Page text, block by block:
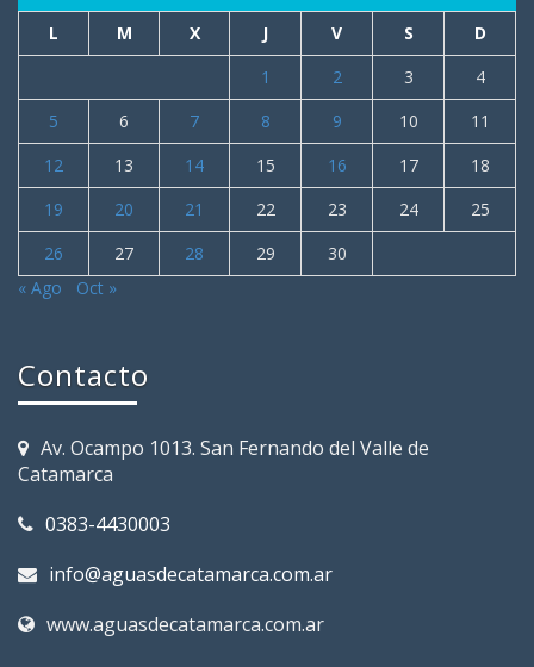
L M X J V S
D
1
2 3
4
5
6 7 8 9 10
11
12
13 14 15 16 17
18
19
20 21 22 23 24
25
26
27 28 29
30
« Ago
Oct »
Contacto
Av. Ocampo 1013. San Fernando del Valle de
Catamarca
0383-4430003
info@aguasdecatamarca.com.ar
www.aguasdecatamarca.com.ar